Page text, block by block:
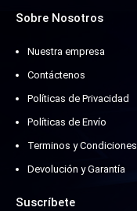
Sobre Nosotros
Nuestra empresa
Contáctenos
Políticas de Privacidad
Políticas de Envío
Terminos y Condiciones
Devolución y Garantía
Suscríbete